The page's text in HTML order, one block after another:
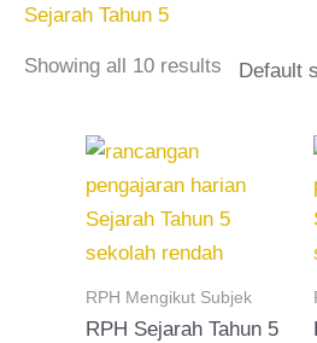
Sejarah Tahun 5
Showing all 10 results
RPH Mengikut Subjek
RPH Sejarah Tahun 5